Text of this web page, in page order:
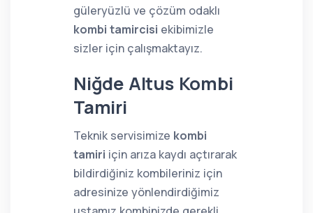
güleryüzlü ve çözüm odaklı
kombi tamircisi ekibimizle
sizler için çalışmaktayız.
Niğde Altus Kombi
Tamiri
Teknik servisimize kombi
tamiri için arıza kaydı açtırarak
bildirdiğiniz kombileriniz için
adresinize yönlendirdiğimiz